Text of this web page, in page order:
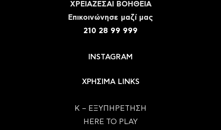
ΧΡΕΙΑΖΕΣΑΙ ΒΟΗΘΕΙΑ
Eπικοινώνησε μαζί μας
210 28 99 999
INSTAGRAM
ΧΡΗΣΙΜΑ LINKS
Κ – ΕΞΥΠΗΡΕΤΗΣΗ
HERE TO PLAY